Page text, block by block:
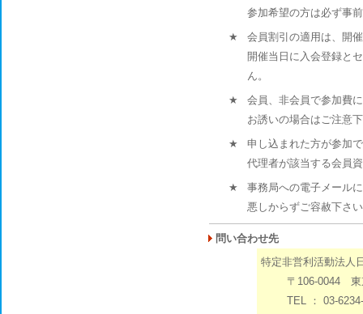
参加希望の方は必ず事
★
会員割引の適用は、開
開催当日に入会登録と
ん。
★
会員、非会員で参加費
お誘いの場合はご注意
★
申し込まれた方が参加
代理者が該当する会員
★
事務局への電子メール
悪しからずご容赦下さ
問い合わせ先
特定非営利活動法人
〒106-0044 東京
TEL ： 03-6234-